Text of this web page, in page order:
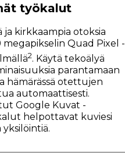
työkalut
ja kirkkaampia otoksia
Quad Pixel -
2. Käytä tekoälyä
parantamaan
hämärässä otettujen
automaattisesti.
Google Kuvat -
helpottavat kuviesi
yksilöintiä.